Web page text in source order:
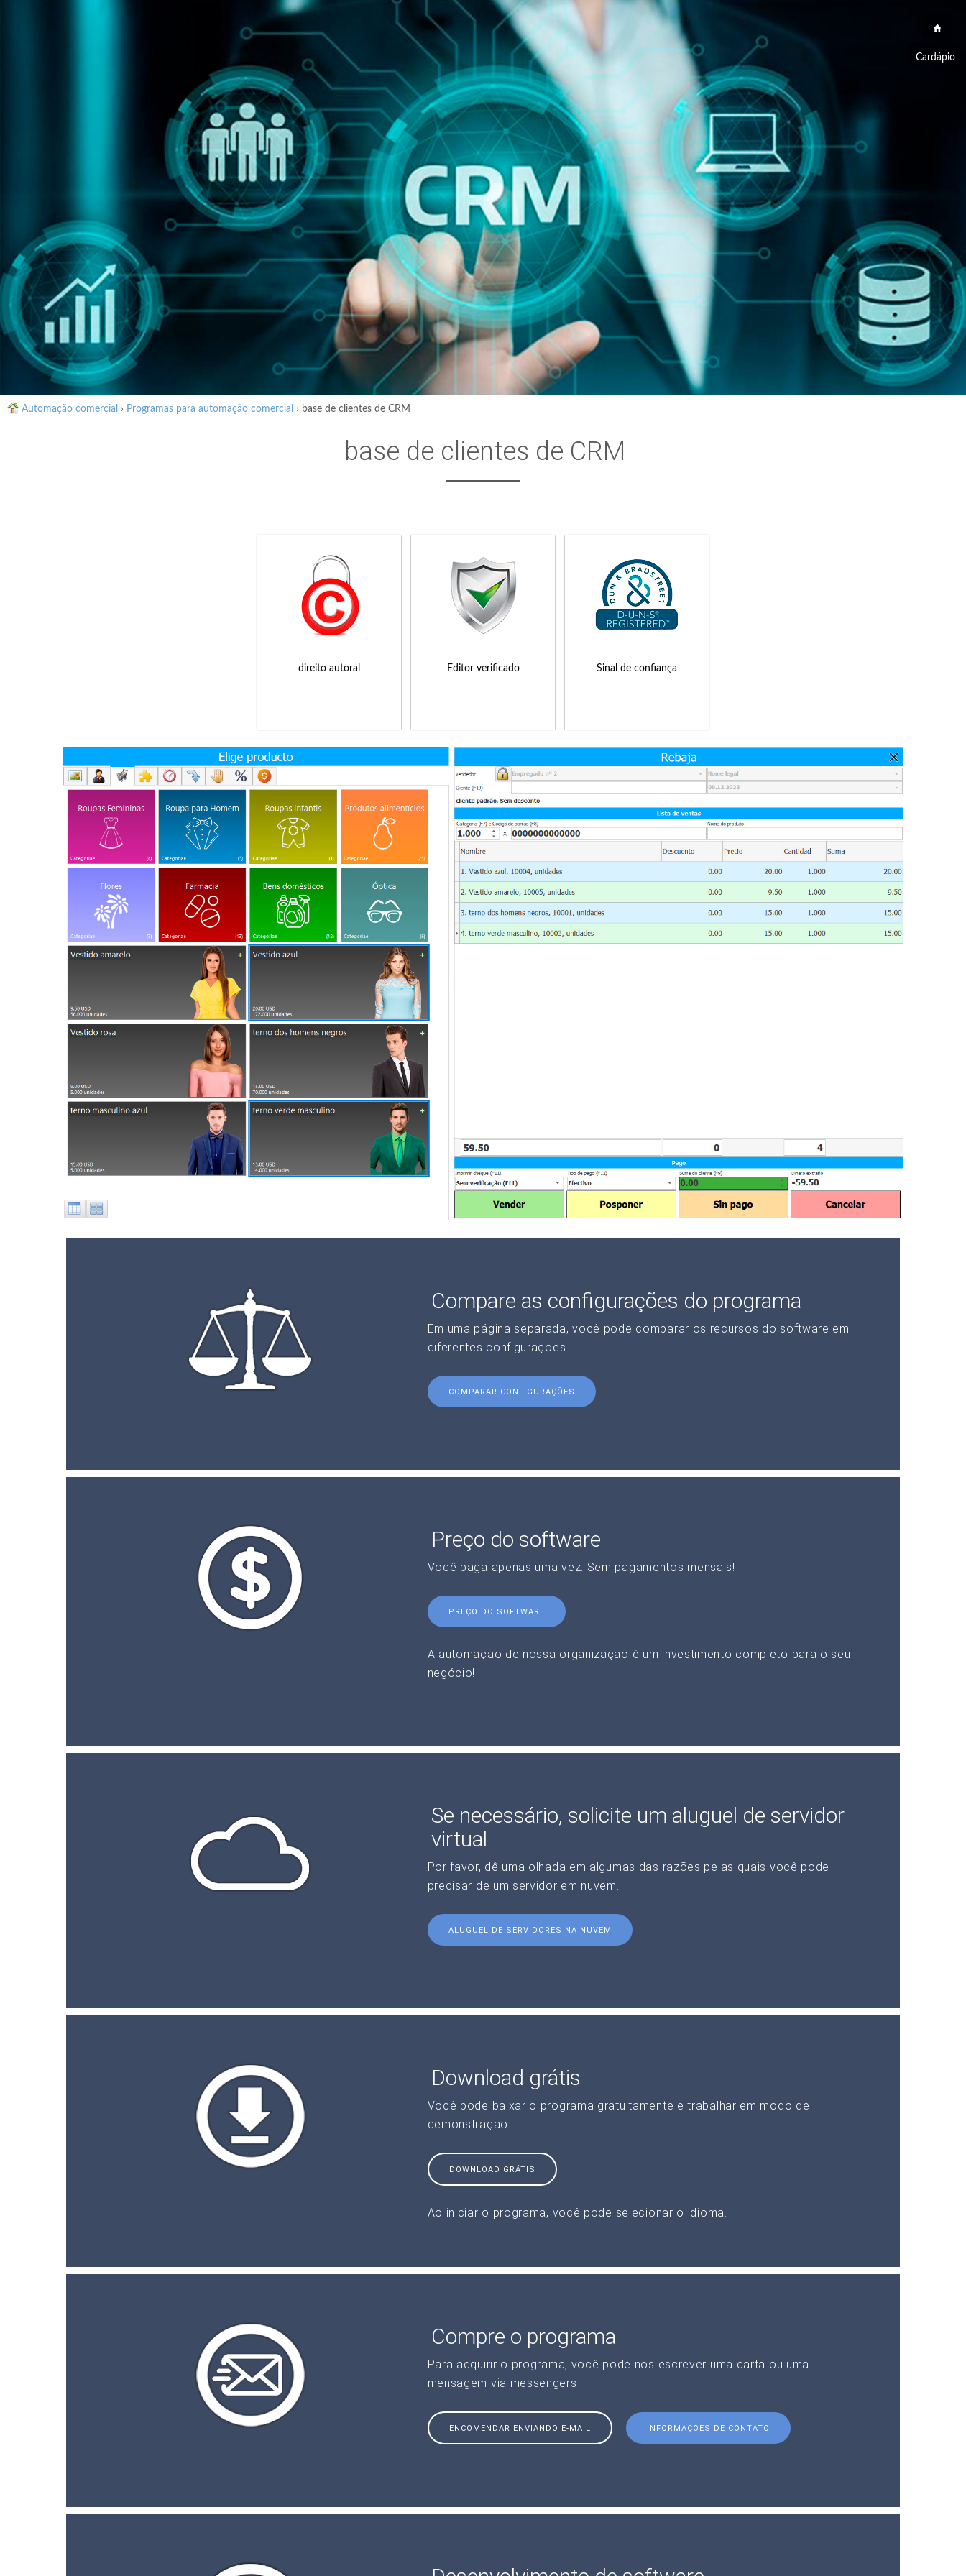
Cardápio
Automação comercial › Programas para automação comercial › base de clientes de CRM
base de clientes de CRM
direito autoral Editor verificado Sinal de confiança
Compare as configurações do programa
Em uma página separada, você pode comparar os recursos do software em
diferentes configurações.
COMPARAR CONFIGURAÇÕES
Preço do software
Você paga apenas uma vez. Sem pagamentos mensais!
PREÇO DO SOFTWARE
A automação de nossa organização é um investimento completo para o seu
negócio!
Se necessário, solicite um aluguel de servidor
virtual
Por favor, dê uma olhada em algumas das razões pelas quais você pode
precisar de um servidor em nuvem.
ALUGUEL DE SERVIDORES NA NUVEM
Download grátis
Você pode baixar o programa gratuitamente e trabalhar em modo de
demonstração
DOWNLOAD GRÁTIS
Ao iniciar o programa, você pode selecionar o idioma.
Compre o programa
Para adquirir o programa, você pode nos escrever uma carta ou uma
mensagem via messengers
ENCOMENDAR ENVIANDO E-MAIL INFORMAÇÕES DE CONTATO